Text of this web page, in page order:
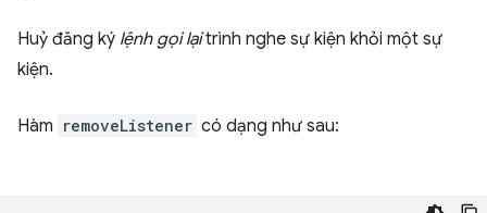
Huỷ đăng ký lệnh gọi lạitrình nghe sự kiện khỏi một sự
kiện.
Hàm removeListener có dạng như sau: